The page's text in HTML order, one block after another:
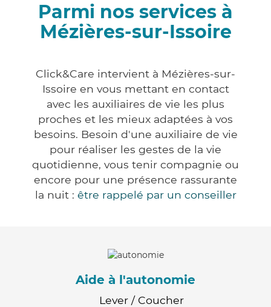
Parmi nos services à
Mézières-sur-Issoire
Click&Care intervient à Mézières-sur-
Issoire en vous mettant en contact
avec les auxiliaires de vie les plus
proches et les mieux adaptées à vos
besoins. Besoin d'une auxiliaire de vie
pour réaliser les gestes de la vie
quotidienne, vous tenir compagnie ou
encore pour une présence rassurante
la nuit : être rappelé par un conseiller
Aide à l'autonomie
Lever / Coucher